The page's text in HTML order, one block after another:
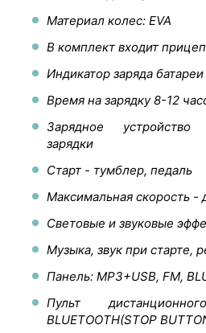
Материал колес: EVA
В комплект входит прицеп
Индикатор заряда батареи
Время на зарядку 8-12
Зарядное устройство
зарядки
Старт - тумблер, педаль
Максимальная скорость -
Световые и звуковые
Музыка, звук при старте,
Панель: MP3+USB, FM,
Пульт
BLUETOOTH(STOP